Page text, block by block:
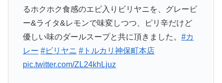
るホクホク食感のエビ入りビリヤニを、グレービ
ー&ライタ&レモンで味変しつつ、ピリ辛だけど
優しい味のダールスープと共に頂きました。 #カ
レー #ビリヤニ #トルカリ神保町本店
pic.twitter.com/ZL24khLjuz